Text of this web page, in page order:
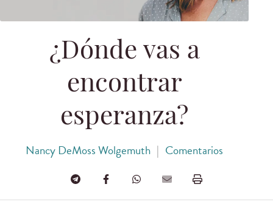
¿Dónde vas a
encontrar
esperanza?
Nancy DeMoss Wolgemuth | Comentarios